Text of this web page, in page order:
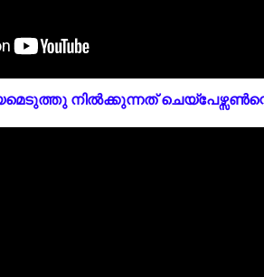
നിൽക്കുന്നത്